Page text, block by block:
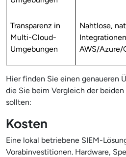
Transparenz in
Multi-Cloud-
Umgebungen
Nahtlose,
AWS/Azure/
Hier finden Sie einen genaueren
die Sie beim Vergleich der
sollten:
Kosten
Eine lokal betriebene SIEM-
Vorabinvestitionen. Hardware,